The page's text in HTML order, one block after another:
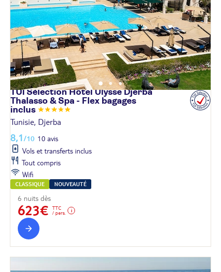
TUI Sélection Hôtel Ulysse Djerba
Thalasso & Spa - Flex bagages
inclus
Tunisie, Djerba
8,1/10 10 avis
Vols et transferts inclus
Tout compris
Wifi
CLASSIQUE NOUVEAUTÉ
6 nuits dès
623€
TTC
/ pers.